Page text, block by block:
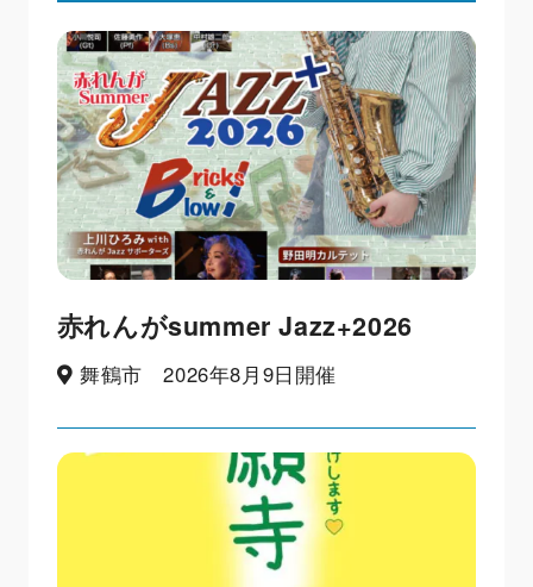
赤れんがsummer Jazz+2026
舞鶴市 2026年8月9日開催